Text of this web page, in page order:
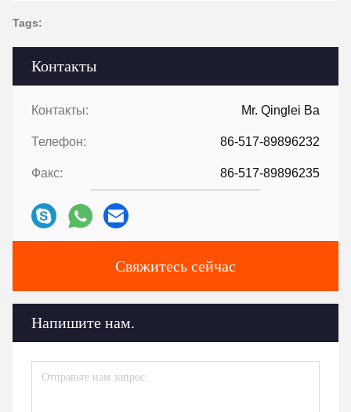
Контакты
Контакты: Mr. Qinglei Ba
Телефон: 86-517-89896232
Факс: 86-517-89896235
Свяжитесь сейчас
Напишите нам.
Tags: